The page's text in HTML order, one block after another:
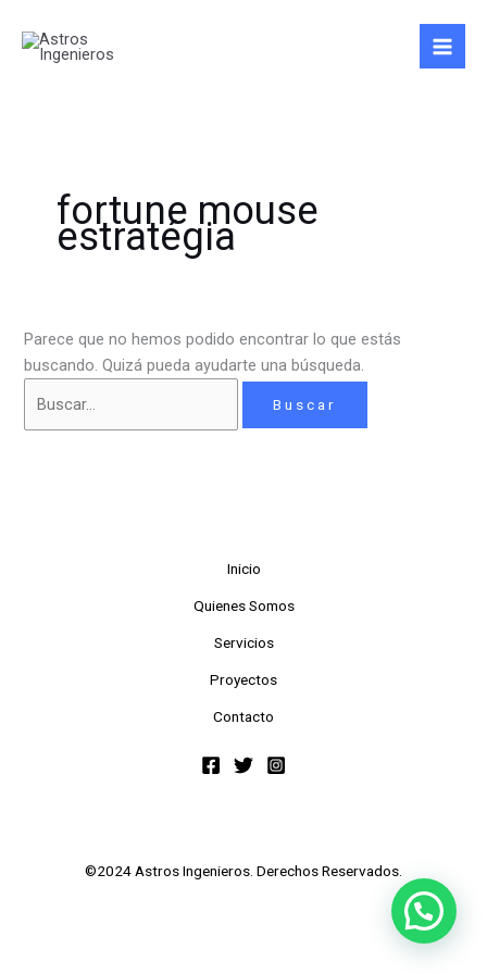
contenido
fortune mouse
estratégia
Parece que no hemos podido encontrar lo que estás
buscando. Quizá pueda ayudarte una búsqueda.
por:
Inicio
Quienes Somos
Servicios
Proyectos
Contacto
©2024 Astros Ingenieros. Derechos Reservados.